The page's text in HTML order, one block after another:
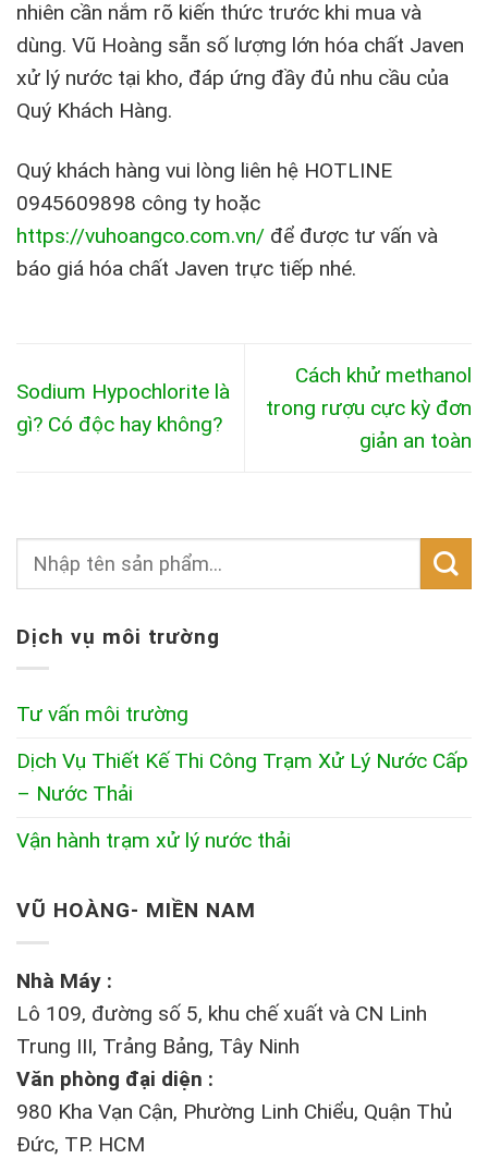
nhiên cần nắm rõ kiến thức trước khi mua và
dùng. Vũ Hoàng sẵn số lượng lớn hóa chất Javen
xử lý nước tại kho, đáp ứng đầy đủ nhu cầu của
Quý Khách Hàng.
Quý khách hàng vui lòng liên hệ HOTLINE
0945609898 công ty hoặc
https://vuhoangco.com.vn/ để được tư vấn và
báo giá hóa chất Javen trực tiếp nhé.
Sodium Hypochlorite là
gì? Có độc hay không?
Cách khử methanol
trong rượu cực kỳ đơn
giản an toàn
Dịch vụ môi trường
Tư vấn môi trường
Dịch Vụ Thiết Kế Thi Công Trạm Xử Lý Nước Cấp
– Nước Thải
Vận hành trạm xử lý nước thải
VŨ HOÀNG- MIỀN NAM
Nhà Máy :
Lô 109, đường số 5, khu chế xuất và CN Linh
Trung III, Trảng Bảng, Tây Ninh
Văn phòng đại diện :
980 Kha Vạn Cận, Phường Linh Chiểu, Quận Thủ
Đức, TP. HCM